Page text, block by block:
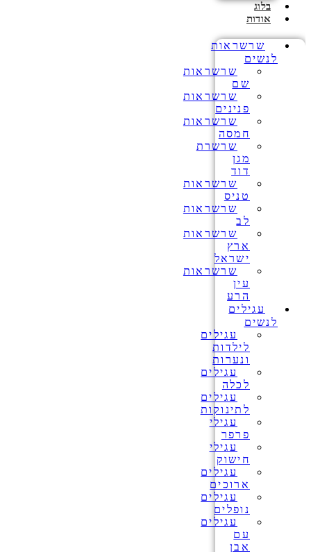
בלוג
אודות
שרשראות
לנשים
שרשראות
שם
שרשראות
פנינים
שרשראות
חמסה
שרשרת
מגן
דוד
שרשראות
טניס
שרשראות
לב
שרשראות
ארץ
ישראל
שרשראות
עין
הרע
עגילים
לנשים
עגילים
לילדות
ונערות
עגילים
לכלה
עגילים
לתינוקות
עגילי
פרפר
עגילי
חישוק
עגילים
ארוכים
עגילים
נופלים
עגילים
עם
אבן